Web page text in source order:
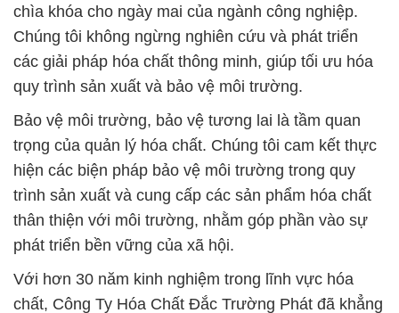
chìa khóa cho ngày mai của ngành công nghiệp.
Chúng tôi không ngừng nghiên cứu và phát triển
các giải pháp hóa chất thông minh, giúp tối ưu hóa
quy trình sản xuất và bảo vệ môi trường.
Bảo vệ môi trường, bảo vệ tương lai là tầm quan
trọng của quản lý hóa chất. Chúng tôi cam kết thực
hiện các biện pháp bảo vệ môi trường trong quy
trình sản xuất và cung cấp các sản phẩm hóa chất
thân thiện với môi trường, nhằm góp phần vào sự
phát triển bền vững của xã hội.
Với hơn 30 năm kinh nghiệm trong lĩnh vực hóa
chất, Công Ty Hóa Chất Đắc Trường Phát đã khẳng